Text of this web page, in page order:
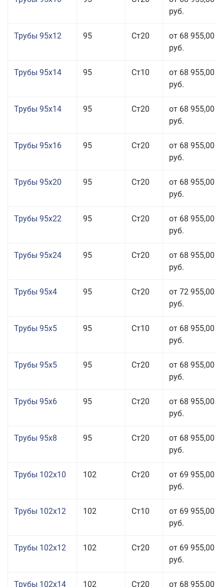
руб.
Трубы 95x12 95 Ст20
от 68 955,00
руб.
Трубы 95x14 95 Ст10
от 68 955,00
руб.
Трубы 95x14 95 Ст20
от 68 955,00
руб.
Трубы 95x16 95 Ст20
от 68 955,00
руб.
Трубы 95x20 95 Ст20
от 68 955,00
руб.
Трубы 95x22 95 Ст20
от 68 955,00
руб.
Трубы 95x24 95 Ст20
от 68 955,00
руб.
Трубы 95x4 95 Ст20
от 72 955,00
руб.
Трубы 95x5 95 Ст10
от 68 955,00
руб.
Трубы 95x5 95 Ст20
от 68 955,00
руб.
Трубы 95x6 95 Ст20
от 68 955,00
руб.
Трубы 95x8 95 Ст20
от 68 955,00
руб.
Трубы 102x10 102 Ст20
от 69 955,00
руб.
Трубы 102x12 102 Ст10
от 69 955,00
руб.
Трубы 102x12 102 Ст20
от 69 955,00
руб.
Трубы 102x14 102 Ст20 от 68 955,00